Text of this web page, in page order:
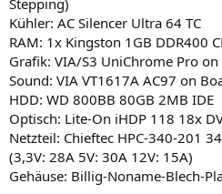
Kühler: AC Silencer Ultra 64 TC
RAM: 1x Kingston 1GB DDR400
Grafik: VIA/S3 UniChrome Pro
Sound: VIA VT1617A AC97 on
HDD: WD 800BB 80GB 2MB IDE
Optisch: Lite-On iHDP 118 18x
Netzteil: Chieftec HPC-340-201
(3,3V: 28A 5V: 30A 12V: 15A)
Gehäuse: Billig-Noname-Blech-